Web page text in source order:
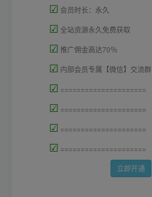
☑ 会员时长：永久
☑ 全站资源永久免费获取
☑ 推广佣金高达70％
☑ 内部会员专属【微信】交流群
☑ =====================
☑ =====================
☑ =====================
☑ =====================
立即开通